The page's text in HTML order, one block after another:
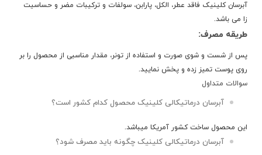
آبرسان کلینیک فاقد عطر، الکل، پارابن، سولفات و ترکیبات مضر و حساسیت
زا می باشد.
طریقه مصرف:
پس از شست و شوی صورت و استفاده از تونر، مقدار مناسبی از محصول را بر
روی پوست تمیز زده و پخش نمایید.
سوالات متداول
آبرسان درماتیکالی کلینیک محصول کدام کشور است؟
این محصول ساخت کشور آمریکا میباشد.
آبرسان درماتیکالی کلینیک چگونه باید مصرف شود؟